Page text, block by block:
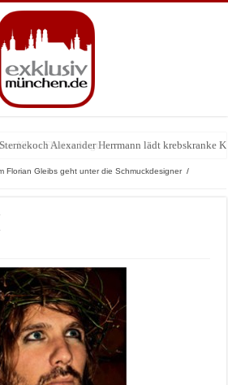
Alexander Herrmann lädt krebskranke
Florian Gleibs geht unter die Schmuckdesigner /